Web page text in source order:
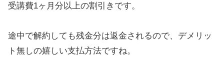
受講費1ヶ月分以上の割引きです。
途中で解約しても残金分は返金されるので、デメリッ
ト無しの嬉しい支払方法ですね。